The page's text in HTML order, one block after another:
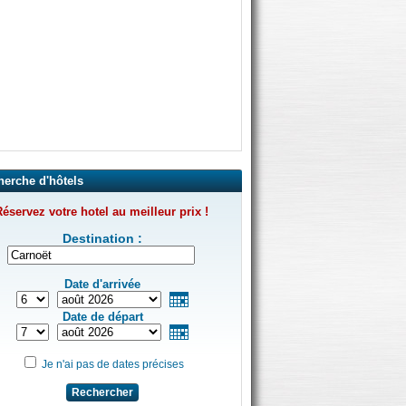
d'hôtels
votre hotel au meilleur prix !
Destination :
Date d'arrivée
Date de départ
Je n'ai pas de dates précises
Rechercher